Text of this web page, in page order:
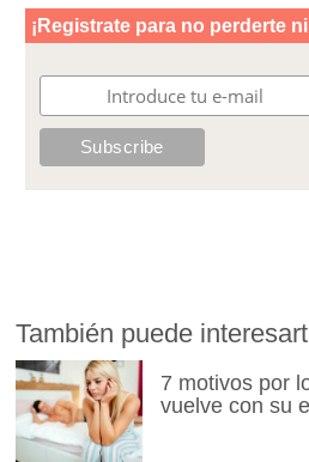
También puede
7 motivos por
vuelve con su